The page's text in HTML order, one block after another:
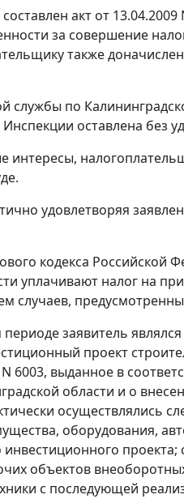
акт от
за совершение
также
по
оставлена без
удовлетворяя
кодекса Российской
уплачивают налог на
случаев,
заявитель
проект
6003, выданное в
области и о
осуществлялись
оборудования,
объектов
с последующей